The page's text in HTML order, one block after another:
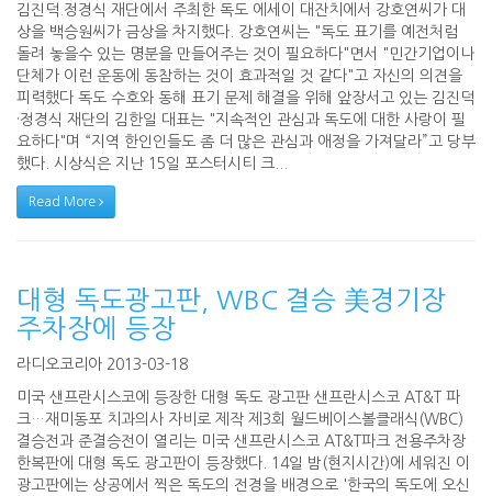
김진덕.정경식 재단에서 주최한 독도 에세이 대잔치에서 강호연씨가 대
상을 백승원씨가 금상을 차지했다. 강호연씨는 "독도 표기를 예전처럼
돌려 놓을수 있는 명분을 만들어주는 것이 필요하다"면서 "민간기업이나
단체가 이런 운동에 동참하는 것이 효과적일 것 같다"고 자신의 의견을
피력했다 독도 수호와 동해 표기 문제 해결을 위해 앞장서고 있는 김진덕
·정경식 재단의 김한일 대표는 "지속적인 관심과 독도에 대한 사랑이 필
요하다"며 “지역 한인인들도 좀 더 많은 관심과 애정을 가져달라”고 당부
했다. 시상식은 지난 15일 포스터시티 크...
Read More
대형 독도광고판, WBC 결승 美경기장
주차장에 등장
라디오코리아 2013-03-18
미국 샌프란시스코에 등장한 대형 독도 광고판 샌프란시스코 AT&T 파
크…재미동포 치과의사 자비로 제작 제3회 월드베이스볼클래식(WBC)
결승전과 준결승전이 열리는 미국 샌프란시스코 AT&T파크 전용주차장
한복판에 대형 독도 광고판이 등장했다. 14일 밤(현지시간)에 세워진 이
광고판에는 상공에서 찍은 독도의 전경을 배경으로 '한국의 독도에 오신